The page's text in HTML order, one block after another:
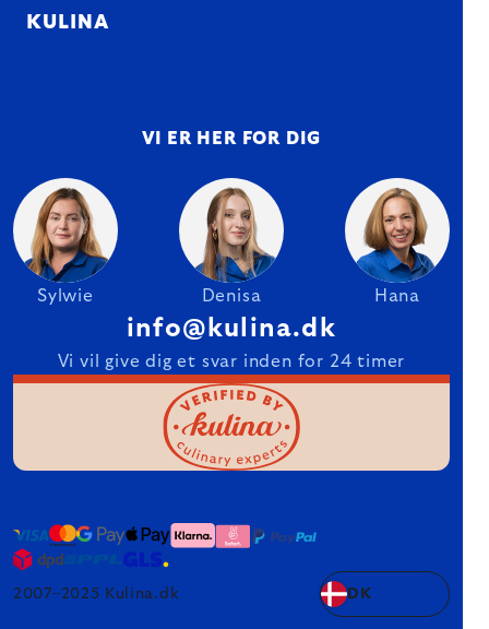
KULINA
VI ER HER FOR DIG
Sylwie Denisa Hana
info@kulina.dk
Vi vil give dig et svar inden for 24 timer
2007–2025 Kulina.dk DK